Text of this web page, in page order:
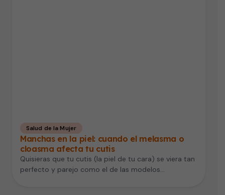
Salud de la Mujer
Manchas en la piel: cuando el melasma o
cloasma afecta tu cutis
Quisieras que tu cutis (la piel de tu cara) se viera tan
perfecto y parejo como el de las modelos…